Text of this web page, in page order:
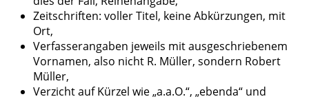
Zeitschriften: voller Titel, keine Abkürzungen, mit
Ort,
Verfasserangaben jeweils mit ausgeschriebenem
Vornamen, also nicht R. Müller, sondern Robert
Müller,
Verzicht auf Kürzel wie „a.a.O.“, „ebenda“ und